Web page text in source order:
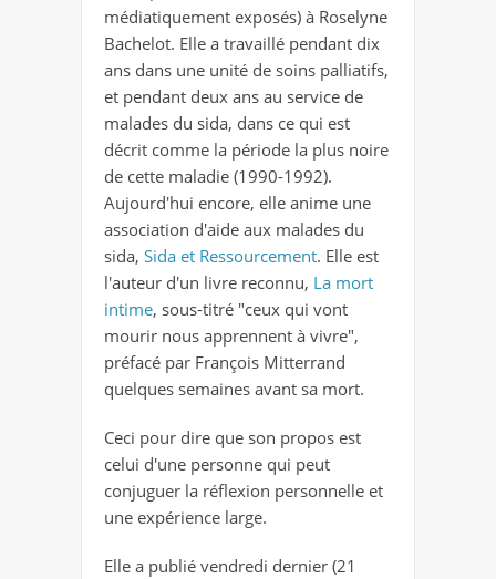
médiatiquement exposés) à Roselyne
Bachelot. Elle a travaillé pendant dix
ans dans une unité de soins palliatifs,
et pendant deux ans au service de
malades du sida, dans ce qui est
décrit comme la période la plus noire
de cette maladie (1990-1992).
Aujourd'hui encore, elle anime une
association d'aide aux malades du
sida, Sida et Ressourcement. Elle est
l'auteur d'un livre reconnu, La mort
intime, sous-titré "ceux qui vont
mourir nous apprennent à vivre",
préfacé par François Mitterrand
quelques semaines avant sa mort.
Ceci pour dire que son propos est
celui d'une personne qui peut
conjuguer la réflexion personnelle et
une expérience large.
Elle a publié vendredi dernier (21